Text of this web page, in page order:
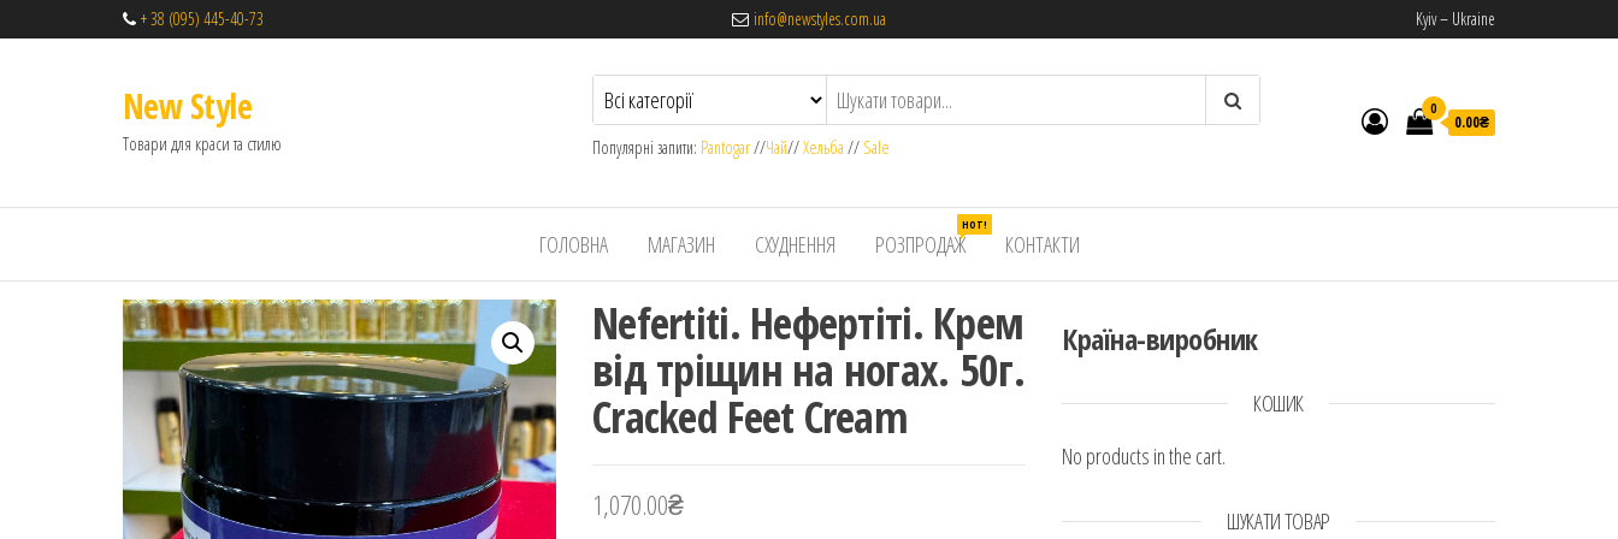
+ 38 (095) 445-40-73 info@newstyles.com.ua Kyiv – Ukraine
New Style
Товари для краси та стилю Популярні запити: Pantogar//Чай//Хельба // Sale
0
0.00₴
ГОЛОВНА МАГАЗИН СХУДНЕННЯ РОЗПРОДАЖ
HOT!
КОНТАКТИ
Nefertiti. Нефертіті. Крем
від тріщин на ногах. 50г.
Cracked Feet Cream
1,070.00₴
Країна-виробник
КОШИК
No products in the cart.
ШУКАТИ ТОВАР